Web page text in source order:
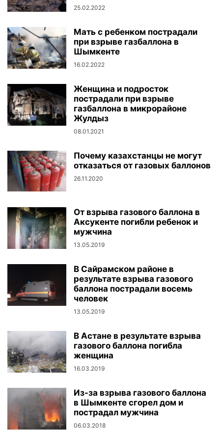
25.02.2022
Мать с ребенком пострадали
при взрыве газбаллона в
Шымкенте
16.02.2022
Женщина и подросток
пострадали при взрыве
газбаллона в микрорайоне
Жулдыз
08.01.2021
Почему казахстанцы не могут
отказаться от газовых баллонов
26.11.2020
От взрыва газового баллона в
Аксукенте погибли ребенок и
мужчина
13.05.2019
В Сайрамском районе в
результате взрыва газового
баллона пострадали восемь
человек
13.05.2019
В Астане в результате взрыва
газового баллона погибла
женщина
16.03.2019
Из-за взрыва газового баллона
в Шымкенте сгорел дом и
пострадал мужчина
06.03.2018